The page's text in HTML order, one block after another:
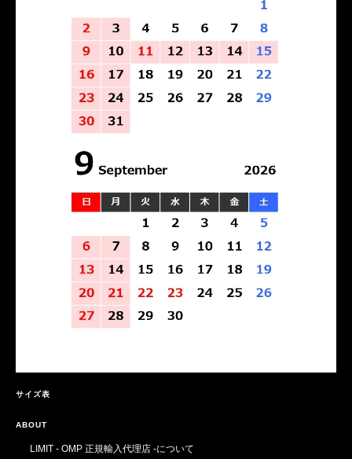
サイズ表
ABOUT
LIMIT - OMP 正規輸入代理店 -について